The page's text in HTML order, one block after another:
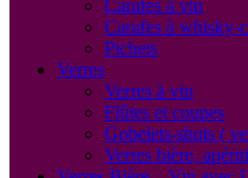
Carafes à vin
Carafes à whisky-
Pichets
Verres
Verres à vin
Flûtes et coupes
Gobelets-shots (
Verres bière,